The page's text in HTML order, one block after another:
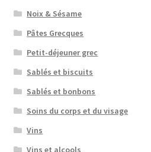
Noix & Sésame
Pâtes Grecques
Petit-déjeuner grec
Sablés et biscuits
Sablés et bonbons
Soins du corps et du visage
Vins
Vins et alcools